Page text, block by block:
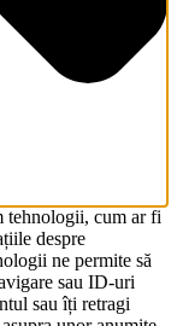
tehnologii, cum ar fi
despre
ne permite să
sau ID-uri
sau îți retragi